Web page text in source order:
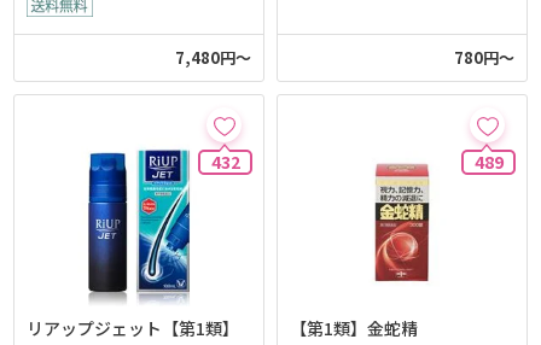
7,480円～ 780円～
432
リアップジェット【第1類】
489
【第1類】金蛇精